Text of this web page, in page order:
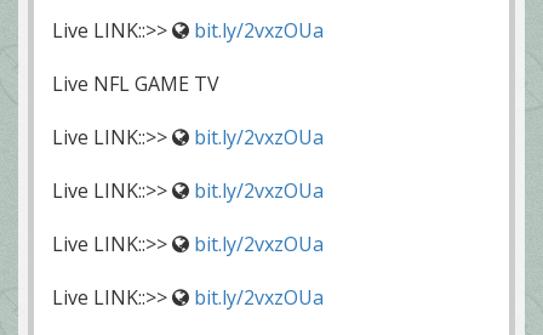
Live LINK::>>
bit.ly/2vxzOUa
Live NFL GAME TV
Live LINK::>>
bit.ly/2vxzOUa
Live LINK::>>
bit.ly/2vxzOUa
Live LINK::>>
bit.ly/2vxzOUa
Live LINK::>>
bit.ly/2vxzOUa